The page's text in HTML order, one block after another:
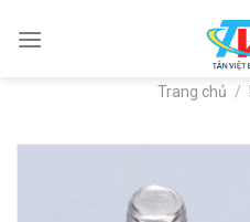
Trang chủ /